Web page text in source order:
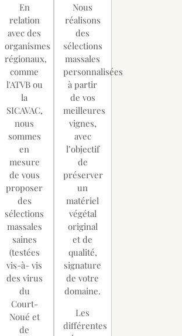
En
relation
avec des
organismes
régionaux,
comme
l'ATVB ou
la
SICAVAC,
nous
sommes
en
mesure
de vous
proposer
des
sélections
massales
saines
(testées
vis-à- vis
des virus
du
Court-
Noué et
de
Nous
réalisons
des
sélections
massales
personnalisées
à partir
de vos
meilleures
vignes,
avec
l’objectif
de
préserver
un
matériel
végétal
original
et de
qualité,
signature
de votre
domaine.
Les
différentes